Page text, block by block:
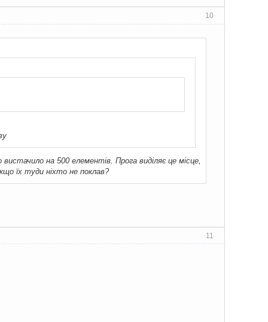
10
на 500 елементів. Прога виділяє це місце,
їх туди ніхто не поклав?
11